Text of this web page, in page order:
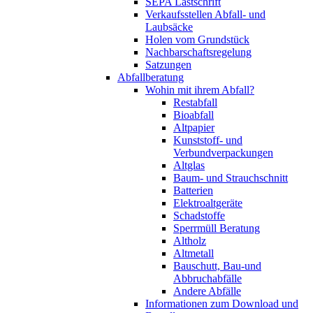
Verkaufsstellen Abfall- und
Laubsäcke
Holen vom Grundstück
Nachbarschaftsregelung
Satzungen
Abfallberatung
Wohin mit ihrem Abfall?
Restabfall
Bioabfall
Altpapier
Kunststoff- und
Verbundverpackungen
Altglas
Baum- und Strauchschnitt
Batterien
Elektroaltgeräte
Schadstoffe
Sperrmüll Beratung
Altholz
Altmetall
Bauschutt, Bau-und
Abbruchabfälle
Andere Abfälle
Informationen zum Download und